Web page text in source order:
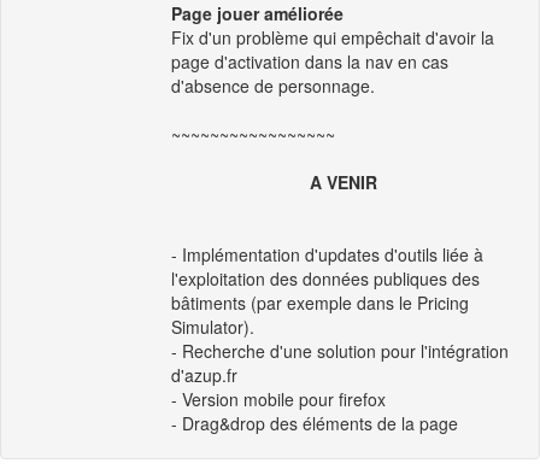
Page jouer améliorée
Fix d'un problème qui empêchait d'avoir la
page d'activation dans la nav en cas
d'absence de personnage.
~~~~~~~~~~~~~~~~~
A VENIR
- Implémentation d'updates d'outils liée à
l'exploitation des données publiques des
bâtiments (par exemple dans le Pricing
Simulator).
- Recherche d'une solution pour l'intégration
d'azup.fr
- Version mobile pour firefox
- Drag&drop des éléments de la page